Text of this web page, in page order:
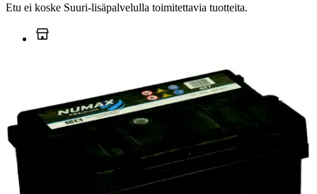
Etu ei koske Suuri‑lisäpalvelulla toimitettavia tuotteita.
Tarkista myymäläsaatavuus
Ei saatavilla
Tuotekuvaus